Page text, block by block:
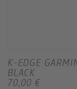
K-EDGE
BLACK
70,00 €